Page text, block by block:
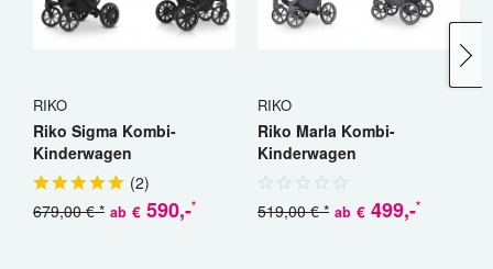
RIKO
Riko Sigma Kombi-
Kinderwagen
(2)
ab € 590,-*
679,00 € *
RIKO
Riko Marla Kombi-
Kinderwagen
ab € 499,-*
519,00 € *